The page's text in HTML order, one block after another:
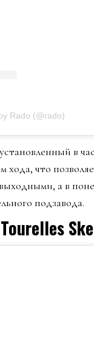
Rado (@rado)
в
хода, что
а в
подзавода.